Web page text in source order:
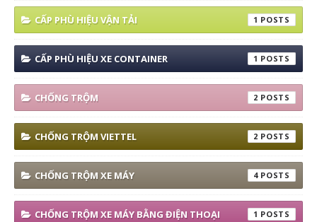
CẤP PHÙ HIỆU VẬN TẢI 1
CẤP PHÙ HIỆU XE CONTAINER 1
CHỐNG TRỘM 2
CHỐNG TRỘM VIETTEL 2
CHỐNG TRỘM XE MÁY 4
CHỐNG TRỘM XE MÁY BẰNG ĐIỆN THOẠI 1